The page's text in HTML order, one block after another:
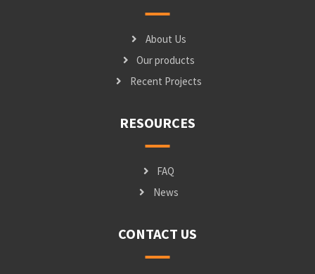
About Us
Our products
Recent Projects
RESOURCES
FAQ
News
CONTACT US